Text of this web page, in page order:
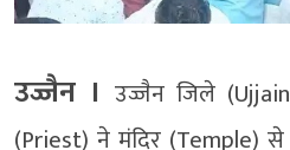
उज्जैन । उज्जैन जिले
(Priest) ने मंदिर (Temple)